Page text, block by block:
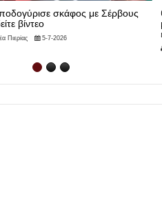
Γυναίκα βρέθηκε νεκρή
της - Εξετάζεται το ενδεχόμενο
ενέργειας